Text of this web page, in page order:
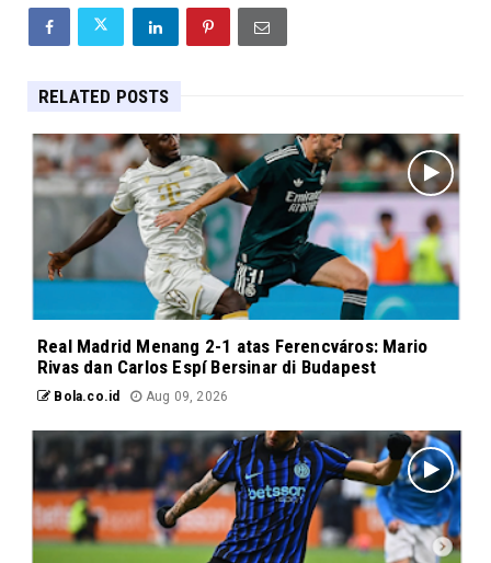
RELATED POSTS
Real Madrid Menang 2-1 atas Ferencváros: Mario
Rivas dan Carlos Espí Bersinar di Budapest
Bola.co.id Aug 09, 2026